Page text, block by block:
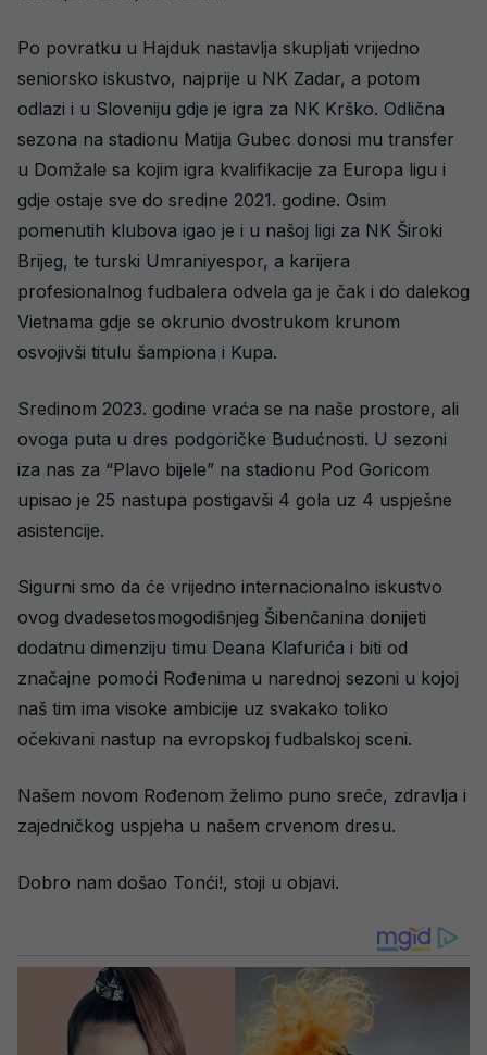
Po povratku u Hajduk nastavlja skupljati vrijedno
seniorsko iskustvo, najprije u NK Zadar, a potom
odlazi i u Sloveniju gdje je igra za NK Krško. Odlična
sezona na stadionu Matija Gubec donosi mu transfer
u Domžale sa kojim igra kvalifikacije za Europa ligu i
gdje ostaje sve do sredine 2021. godine. Osim
pomenutih klubova igao je i u našoj ligi za NK Široki
Brijeg, te turski Umraniyespor, a karijera
profesionalnog fudbalera odvela ga je čak i do dalekog
Vietnama gdje se okrunio dvostrukom krunom
osvojivši titulu šampiona i Kupa.
Sredinom 2023. godine vraća se na naše prostore, ali
ovoga puta u dres podgoričke Budućnosti. U sezoni
iza nas za “Plavo bijele” na stadionu Pod Goricom
upisao je 25 nastupa postigavši 4 gola uz 4 uspješne
asistencije.
Sigurni smo da će vrijedno internacionalno iskustvo
ovog dvadesetosmogodišnjeg Šibenčanina donijeti
dodatnu dimenziju timu Deana Klafurića i biti od
značajne pomoći Rođenima u narednoj sezoni u kojoj
naš tim ima visoke ambicije uz svakako toliko
očekivani nastup na evropskoj fudbalskoj sceni.
Našem novom Rođenom želimo puno sreće, zdravlja i
zajedničkog uspjeha u našem crvenom dresu.
Dobro nam došao Tonći!, stoji u objavi.